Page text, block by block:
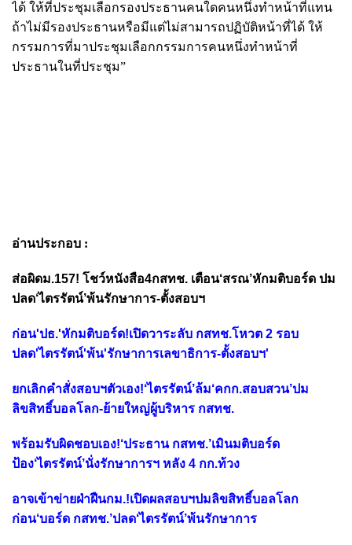
ได้ ให้ที่ประชุมเลือกรองประธานคนใดคนหนึ่งทำหน้าที่แทน
ถ้าไม่มีรองประธานหรือมีแต่ไม่สามารถปฏิบัติหน้าที่ได้ ให้
กรรมการที่มาประชุมเลือกกรรมการคนหนึ่งทำหน้าที่
ประธานในที่ประชุม”
อ่านประกอบ :
ส่อผิดม.157! โชว์หนังสือ4กสทช. เตือน‘สรณ’หักมติบอร์ด ปม
ปลด‘ไตรรัตน์’พ้นรักษาการ-ตั้งสอบฯ
ก่อน'ปธ.'หักมติบอร์ด!เปิดวาระลับ กสทช.โหวต 2 รอบ
ปลด'ไตรรัตน์'พ้น'รักษาการเลขาธิการ-ตั้งสอบฯ'
ยกเลิกคำสั่งสอบฯตัวเอง!‘ไตรรัตน์’ล้ม‘คกก.สอบสวน’ปม
ลิขสิทธิ์บอลโลก-ย้ายใหญ่ผู้บริหาร กสทช.
พร้อมรับผิดชอบเอง!‘ประธาน กสทช.’เมินมติบอร์ด
ป้อง‘ไตรรัตน์’นั่งรักษาการฯ หลัง 4 กก.ท้วง
อาจเข้าข่ายฝ่าฝืนกม.!เปิดผลสอบฯปมลิขสิทธิ์บอลโลก
ก่อน‘บอร์ด กสทช.’ปลด‘ไตรรัตน์’พ้นรักษาการ